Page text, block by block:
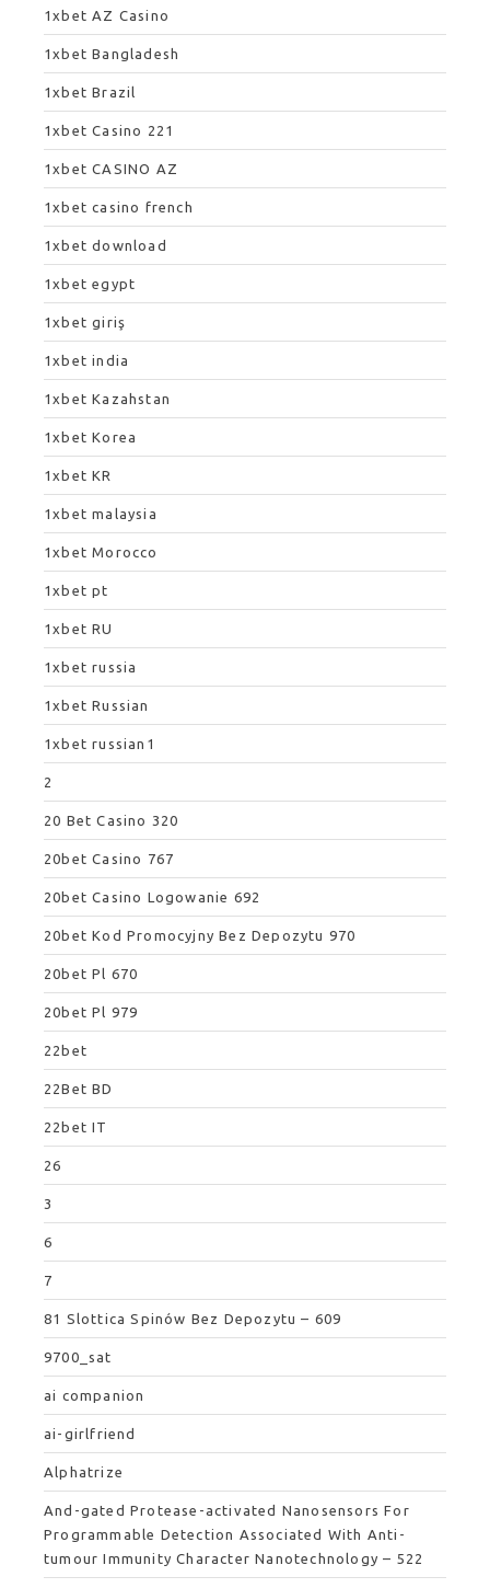
1xbet AZ Casino
1xbet Bangladesh
1xbet Brazil
1xbet Casino 221
1xbet CASINO AZ
1xbet casino french
1xbet download
1xbet egypt
1xbet giriş
1xbet india
1xbet Kazahstan
1xbet Korea
1xbet KR
1xbet malaysia
1xbet Morocco
1xbet pt
1xbet RU
1xbet russia
1xbet Russian
1xbet russian1
2
20 Bet Casino 320
20bet Casino 767
20bet Casino Logowanie 692
20bet Kod Promocyjny Bez Depozytu 970
20bet Pl 670
20bet Pl 979
22bet
22Bet BD
22bet IT
26
3
6
7
81 Slottica Spinów Bez Depozytu – 609
9700_sat
ai companion
ai-girlfriend
Alphatrize
And-gated Protease-activated Nanosensors For
Programmable Detection Associated With Anti-
tumour Immunity Character Nanotechnology – 522